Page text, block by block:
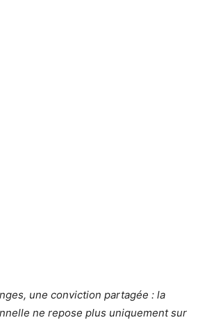
une conviction partagée : la
ne repose plus uniquement sur